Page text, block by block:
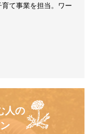
て事業を担当。ワー
人の